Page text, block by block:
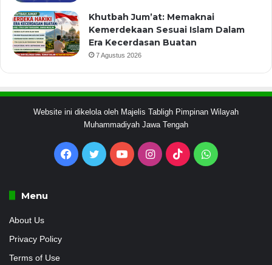
Khutbah Jum’at: Memaknai
Kemerdekaan Sesuai Islam Dalam
Era Kecerdasan Buatan
7 Agustus 2026
Website ini dikelola oleh Majelis Tabligh Pimpinan Wilayah
Muhammadiyah Jawa Tengah
Facebook
Twitter YouTubeInstagram
TikTokWhatsApp
Menu
About Us
Privacy Policy
Terms of Use